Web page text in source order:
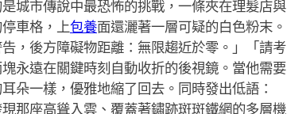
城市傳說中最恐怖的挑戰，一條夾在理髮店與
車格，上包養面還灑著一層可疑的白色粉末。
，後方障礙物距離：無限趨近於零。」「請考
永遠在關鍵時刻自動收折的後視鏡。當他需要
朵一樣，優雅地縮了回去。同時發出低語：
那座高聳入雲、覆蓋著鏽跡斑斑鐵網的多層機